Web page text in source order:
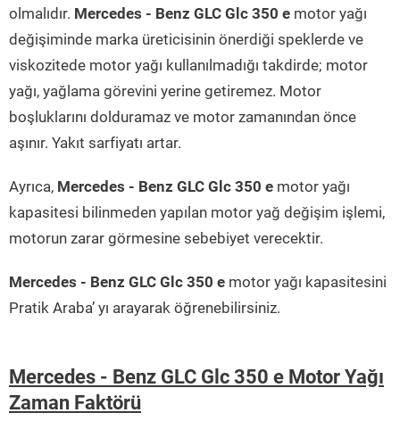
olmalıdır. Mercedes - Benz GLC Glc 350 e motor yağı
değişiminde marka üreticisinin önerdiği speklerde ve
viskozitede motor yağı kullanılmadığı takdirde; motor
yağı, yağlama görevini yerine getiremez. Motor
boşluklarını dolduramaz ve motor zamanından önce
aşınır. Yakıt sarfiyatı artar.
Ayrıca, Mercedes - Benz GLC Glc 350 e motor yağı
kapasitesi bilinmeden yapılan motor yağ değişim işlemi,
motorun zarar görmesine sebebiyet verecektir.
Mercedes - Benz GLC Glc 350 e motor yağı kapasitesini
Pratik Araba’ yı arayarak öğrenebilirsiniz.
Mercedes - Benz GLC Glc 350 e Motor Yağı
Zaman Faktörü